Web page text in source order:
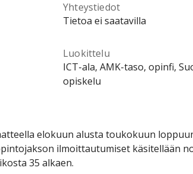
Yhteystiedot
Tietoa ei saatavilla
Luokittelu
ICT-ala, AMK-taso, opinfi,
opiskelu
elokuun alusta toukokuun
ilmoittautumiset käsitellään
35 alkaen.